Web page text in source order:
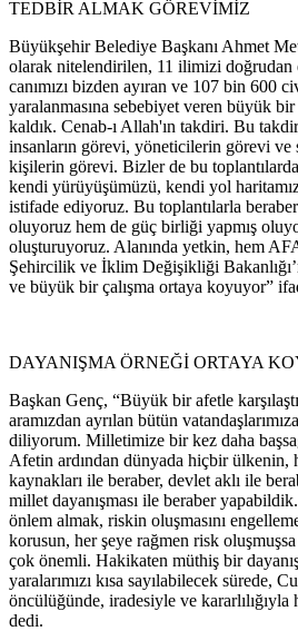
TEDBİR ALMAK GÖREVİMİZ
Büyükşehir Belediye Başkanı Ahmet
olarak nitelendirilen, 11 ilimizi
canımızı bizden ayıran ve 107 bin 600
yaralanmasına sebebiyet veren büyük bir
kaldık. Cenab-ı Allah'ın takdiri. Bu
insanların görevi, yöneticilerin görevi
kişilerin görevi. Bizler de bu
kendi yürüyüşümüzü, kendi yol
istifade ediyoruz. Bu toplantılarla
oluyoruz hem de güç birliği yapmış
oluşturuyoruz. Alanında yetkin, hem
Şehircilik ve İklim Değişikliği
ve büyük bir çalışma ortaya koyuyor”
DAYANIŞMA ÖRNEĞİ ORTAYA
Başkan Genç, “Büyük bir afetle
aramızdan ayrılan bütün
diliyorum. Milletimize bir kez daha
Afetin ardından dünyada hiçbir ülkenin,
kaynakları ile beraber, devlet aklı ile
millet dayanışması ile beraber
önlem almak, riskin oluşmasını
korusun, her şeye rağmen risk
çok önemli. Hakikaten müthiş bir
yaralarımızı kısa sayılabilecek sürede,
öncülüğünde, iradesiyle ve kararlılığıyla
dedi.